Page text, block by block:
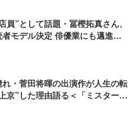
員”として話題・冨樫拓真さん、
モデル決定 俳優業にも邁進中
編集部賞インタビュー＞
・菅田将暉の出演作が人生の転
京”した理由語る＜「ミスターモ